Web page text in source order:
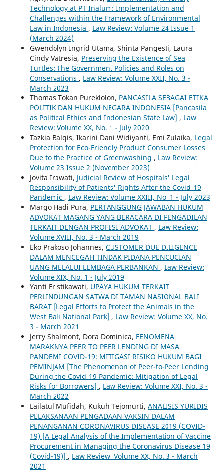
Technology at PT Inalum: Implementation and
Challenges within the Framework of Environmental
Law in Indonesia , Law Review: Volume 24 Issue 1
(March 2024)
Gwendolyn Ingrid Utama, Shinta Pangesti, Laura
Cindy Vatresia, Preserving the Existence of Sea
Turtles: The Government Policies and Roles on
Conservations , Law Review: Volume XXII, No. 3 -
March 2023
Thomas Tokan Pureklolon, PANCASILA SEBAGAI ETIKA
POLITIK DAN HUKUM NEGARA INDONESIA [Pancasila
as Political Ethics and Indonesian State Law] , Law
Review: Volume XX, No. 1 - July 2020
Tazkia Balqis, Ikarini Dani Widiyanti, Emi Zulaika, Legal
Protection for Eco-Friendly Product Consumer Losses
Due to the Practice of Greenwashing , Law Review:
Volume 23 Issue 2 (November 2023)
Jovita Irawati, Judicial Review of Hospitals' Legal
Responsibility of Patients' Rights After the Covid-19
Pandemic , Law Review: Volume XXIII, No. 1 - July 2023
Margo Hadi Pura, PERTANGGUNG JAWABAN HUKUM
ADVOKAT MAGANG YANG BERACARA DI PENGADILAN
TERKAIT DENGAN PROFESI ADVOKAT , Law Review:
Volume XVIII, No. 3 - March 2019
Eko Prakoso Johannes, CUSTOMER DUE DILIGENCE
DALAM MENCEGAH TINDAK PIDANA PENCUCIAN
UANG MELALUI LEMBAGA PERBANKAN , Law Review:
Volume XIX, No. 1 - July 2019
Yanti Fristikawati, UPAYA HUKUM TERKAIT
PERLINDUNGAN SATWA DI TAMAN NASIONAL BALI
BARAT [Legal Efforts to Protect the Animals in the
West Bali National Park] , Law Review: Volume XX, No.
3 - March 2021
Jerry Shalmont, Dora Dominica, FENOMENA
MARAKNYA PEER TO PEER LENDING DI MASA
PANDEMI COVID-19: MITIGASI RISIKO HUKUM BAGI
PEMINJAM [The Phenomenon of Peer-to-Peer Lending
During the Covid-19 Pandemic: Mitigation of Legal
Risks for Borrowers] , Law Review: Volume XXI, No. 3 -
March 2022
Lailatul Mufidah, Kukuh Tejomurti, ANALISIS YURIDIS
PELAKSANAAN PENGADAAN VAKSIN DALAM
PENANGANAN CORONAVIRUS DISEASE 2019 (COVID-
19) [A Legal Analysis of the Implementation of Vaccine
Procurement in Managing the Coronavirus Disease 19
(Covid-19)] , Law Review: Volume XX, No. 3 - March
2021